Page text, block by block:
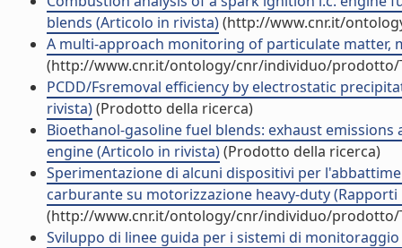
blends (Articolo in rivista)(http://www.cnr.it/
A multi-approach monitoring of particulate matter,
(http://www.cnr.it/ontology/cnr/individuo/prodotto/
PCDD/Fsremoval efficiency by electrostatic
rivista)(Prodotto della ricerca)
Bioethanol-gasoline fuel blends: exhaust
engine (Articolo in rivista)(Prodotto della ricerca)
Sperimentazione di alcuni dispositivi per
carburante su motorizzazione heavy-duty
(http://www.cnr.it/ontology/cnr/individuo/prodotto/
Sviluppo di linee guida per i sistemi di